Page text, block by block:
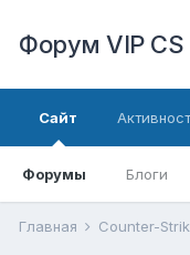
Форум VIP CS
Сайт
Форумы Блоги
Главная Counter-